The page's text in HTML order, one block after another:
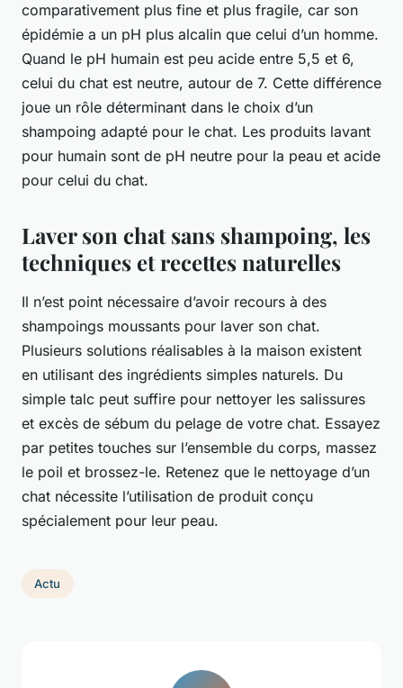
comparativement plus fine et plus fragile, car son
épidémie a un pH plus alcalin que celui d’un homme.
Quand le pH humain est peu acide entre 5,5 et 6,
celui du chat est neutre, autour de 7. Cette différence
joue un rôle déterminant dans le choix d’un
shampoing adapté pour le chat. Les produits lavant
pour humain sont de pH neutre pour la peau et acide
pour celui du chat.
Laver son chat sans shampoing, les
techniques et recettes naturelles
Il n’est point nécessaire d’avoir recours à des
shampoings moussants pour laver son chat.
Plusieurs solutions réalisables à la maison existent
en utilisant des ingrédients simples naturels. Du
simple talc peut suffire pour nettoyer les salissures
et excès de sébum du pelage de votre chat. Essayez
par petites touches sur l’ensemble du corps, massez
le poil et brossez-le. Retenez que le nettoyage d’un
chat nécessite l’utilisation de produit conçu
spécialement pour leur peau.
Actu